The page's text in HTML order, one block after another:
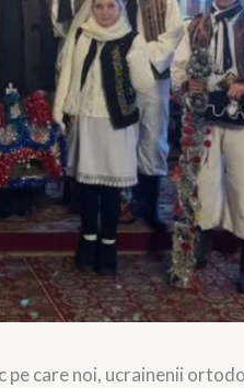
care noi, ucrainenii